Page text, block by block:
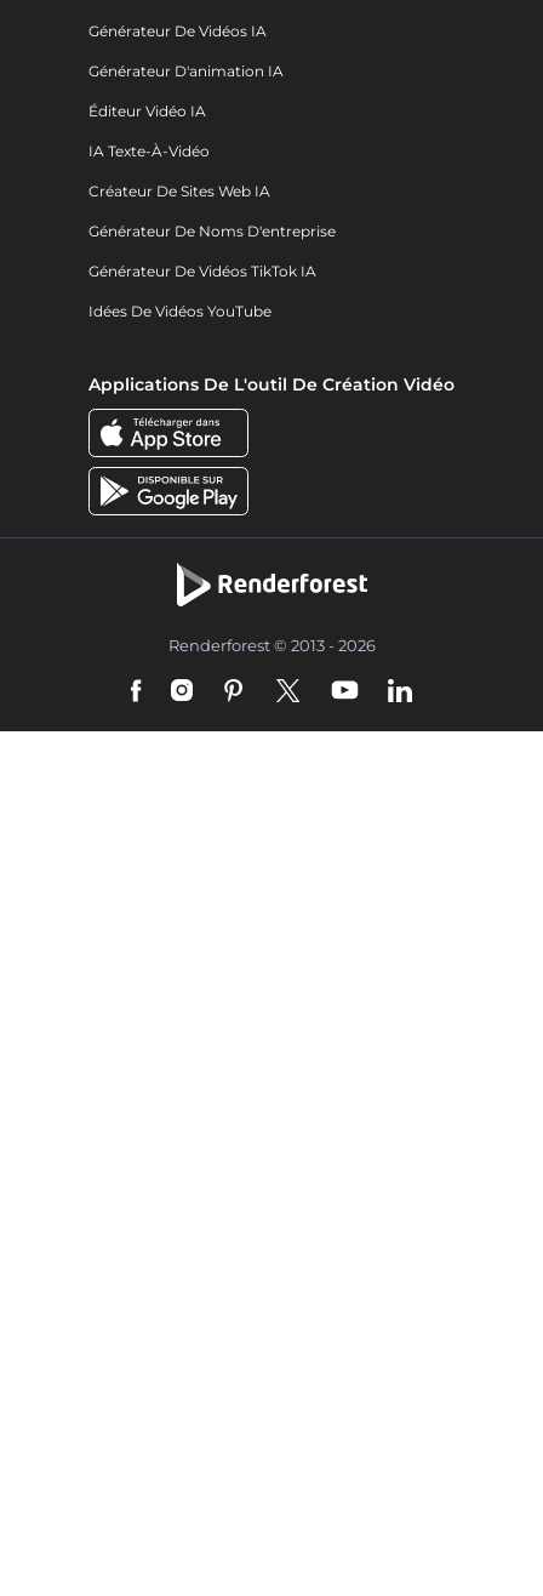
Générateur De Vidéos IA
Générateur D'animation IA
Éditeur Vidéo IA
IA Texte-À-Vidéo
Créateur De Sites Web IA
Générateur De Noms D'entreprise
Générateur De Vidéos TikTok IA
Idées De Vidéos YouTube
Applications De L'outil De Création Vidéo
Renderforest © 2013 - 2026